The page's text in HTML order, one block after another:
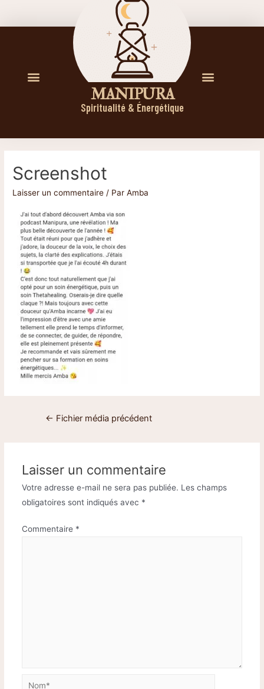
M A N I P U R A
Spiritualité & Énergétique
Screenshot
Laisser un commentaire / ParAmba
← Fichier média précédent
Laisser un commentaire
Votre adresse e-mail ne sera pas publiée. Les champs
obligatoires sont indiqués avec *
Commentaire *